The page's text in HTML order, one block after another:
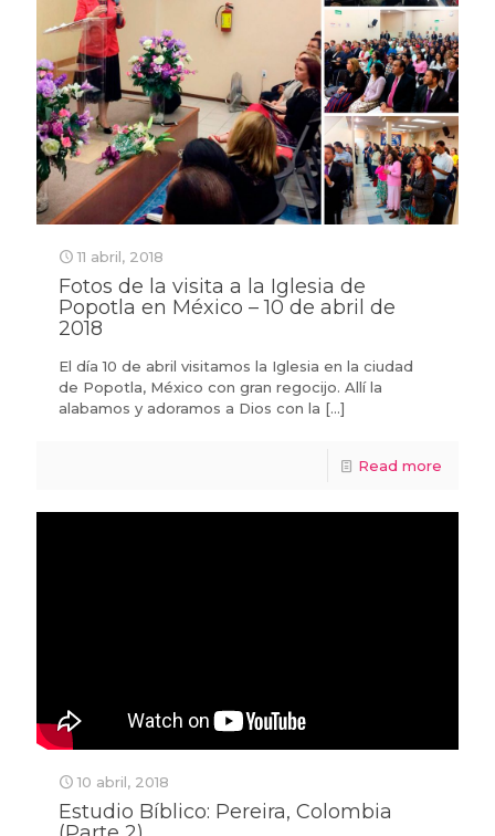
11 abril, 2018
Fotos de la visita a la Iglesia de
Popotla en México – 10 de abril de
2018
El día 10 de abril visitamos la Iglesia en la ciudad
de Popotla, México con gran regocijo. Allí la
alabamos y adoramos a Dios con la […]
Read more
10 abril, 2018
Estudio Bíblico: Pereira, Colombia